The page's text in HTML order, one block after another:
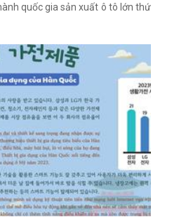
quốc gia sản xuất ô tô lớn thứ